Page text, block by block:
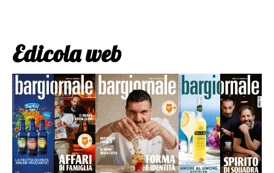
Edicola web